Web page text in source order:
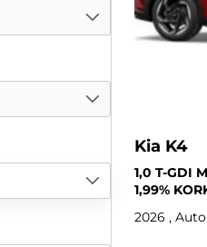
Kia K4
1,0 T-GDI
1,99%
2026 ,